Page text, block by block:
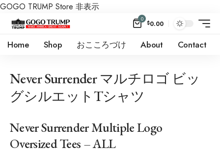
GOGO TRUMP Store 非表示
0
$0.00
Home Shop おこころづけ About Contact
Never Surrender マルチロゴ ビッ
グシルエットTシャツ
Never Surrender Multiple Logo
Oversized Tees – ALL